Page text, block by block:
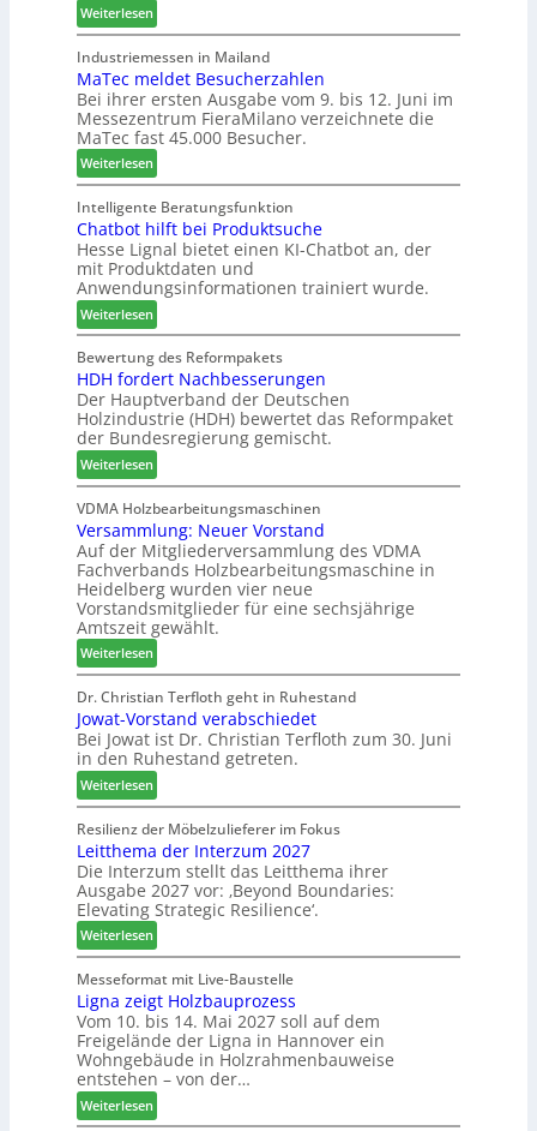
t
s
f
ü
h
r
r
e
n
f
ü
r
P
a
n
t
a
g
o
-
F
r
ä
s
e
r
u
n
d
-
V
e
r
b
i
n
d
e
r
Weiterlesen:
W
e
C
a
r
e
-
A
k
t
i
o
n
s
w
o
c
h
e
n
2
0
2
6
Industriemessen in Mailand
MaTec meldet Besucherzahlen
Bei ihrer ersten Ausgabe vom 9. bis 12. Juni im
Messezentrum FieraMilano verzeichnete die
MaTec fast 45.000 Besucher.
Weiterlesen:
M
a
T
e
c
m
e
l
d
e
t
B
e
s
u
c
h
e
r
z
a
h
l
e
n
Intelligente Beratungsfunktion
Chatbot hilft bei Produktsuche
Hesse Lignal bietet einen KI-Chatbot an, der
mit Produktdaten und
Anwendungsinformationen trainiert wurde.
Weiterlesen:
C
h
a
t
b
o
t
h
i
l
f
t
b
e
i
P
r
o
d
u
k
t
s
u
c
h
e
Bewertung des Reformpakets
HDH fordert Nachbesserungen
Der Hauptverband der Deutschen
Holzindustrie (HDH) bewertet das Reformpaket
der Bundesregierung gemischt.
Weiterlesen:
H
D
H
f
o
r
d
e
r
t
N
a
c
h
b
e
s
s
e
r
u
n
g
e
n
VDMA Holzbearbeitungsmaschinen
Versammlung: Neuer Vorstand
Auf der Mitgliederversammlung des VDMA
Fachverbands Holzbearbeitungsmaschine in
Heidelberg wurden vier neue
Vorstandsmitglieder für eine sechsjährige
Amtszeit gewählt.
Weiterlesen:
V
e
r
s
a
m
l
u
n
g
:
N
e
u
e
r
V
o
r
s
t
Dr. Christian Terfloth geht in Ruhestand
Jowat-Vorstand verabschiedet
Bei Jowat ist Dr. Christian Terfloth zum 30. Juni
in den Ruhestand getreten.
Weiterlesen:
J
o
w
a
t
-
V
o
r
s
t
a
n
d
v
Resilienz der Möbelzulieferer im Fokus
Leitthema der Interzum 2027
Die Interzum stellt das Leitthema ihrer
Ausgabe 2027 vor: ‚Beyond Boundaries:
Elevating Strategic Resilience‘.
Weiterlesen:
L
e
i
t
t
h
e
m
Messeformat mit Live-Baustelle
Ligna zeigt Holzbauprozess
Vom 10. bis 14. Mai 2027 soll auf dem
Freigelände der Ligna in Hannover ein
Wohngebäude in Holzrahmenbauweise
entstehen – von der…
Weiterlesen:
L